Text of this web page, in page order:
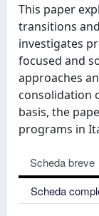
This paper
transitions
investigates
focused and
approaches
consolidation
basis, the
programs in
Scheda breve
Scheda